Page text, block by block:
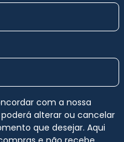
com a nossa
alterar ou cancelar
que desejar. Aqui